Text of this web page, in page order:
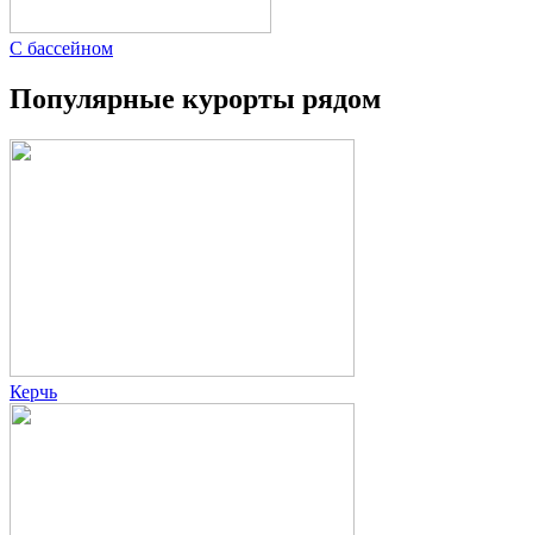
С бассейном
Популярные курорты рядом
Керчь